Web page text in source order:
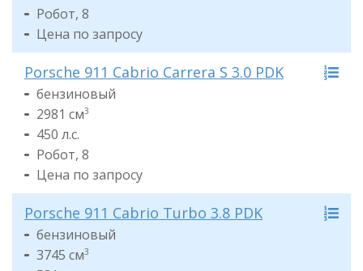
Робот, 8
Цена по запросу
Porsche 911 Cabrio Carrera S 3.0 PDK
бензиновый
2981 см3
450 л.с.
Робот, 8
Цена по запросу
Porsche 911 Cabrio Turbo 3.8 PDK
бензиновый
3745 см3